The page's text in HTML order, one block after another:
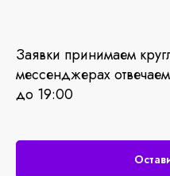
Заявки принимаем
мессенджерах
до 19:00